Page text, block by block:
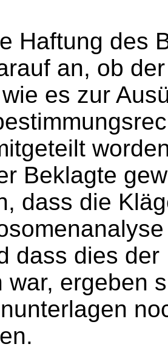
Haftung des
an, ob
es zur
Beklagte
dass die
dass dies
war, ergeben